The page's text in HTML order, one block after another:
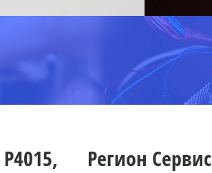
Регион Сервис